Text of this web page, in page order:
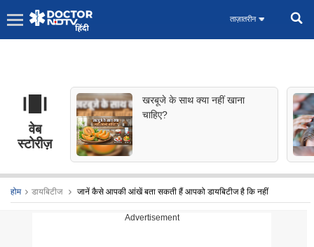
ताज़ातरीन
वेब
स्टोरीज़
खरबूजे के साथ क्या नहीं खाना
चाहिए?
होम डायबिटीज जानें कैसे आपकी आंखें बता सकती हैं आपको डायबिटीज है कि नहीं
Advertisement